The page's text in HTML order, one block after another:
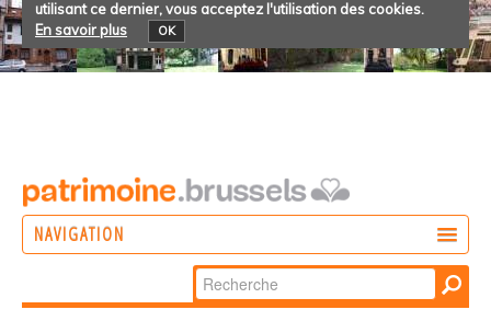
utilisant ce dernier, vous acceptez l'utilisation des cookies.
En savoir plus
OK
NAVIGATION
Chercher par
Recherche